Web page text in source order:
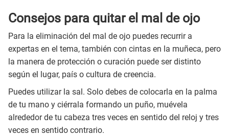
Consejos para quitar el mal de ojo
Para la eliminación del mal de ojo puedes recurrir a
expertas en el tema, también con cintas en la muñeca, pero
la manera de protección o curación puede ser distinto
según el lugar, país o cultura de creencia.
Puedes utilizar la sal. Solo debes de colocarla en la palma
de tu mano y ciérrala formando un puño, muévela
alrededor de tu cabeza tres veces en sentido del reloj y tres
veces en sentido contrario.